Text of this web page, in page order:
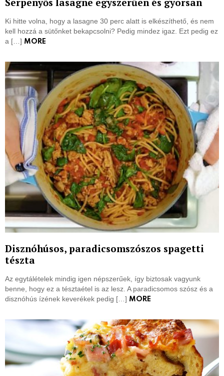
Ki hitte volna, hogy a lasagne 30 perc alatt is elkészíthető, és nem
kell hozzá a sütőnket bekapcsolni? Pedig mindez igaz. Ezt pedig ez
a […] MORE
Disznóhúsos, paradicsomszószos spagetti
tészta
Az egytálételek mindig igen népszerűek, így biztosak vagyunk
benne, hogy ez a tésztaétel is az lesz. A paradicsomos szósz és a
disznóhús ízének keverékek pedig […] MORE